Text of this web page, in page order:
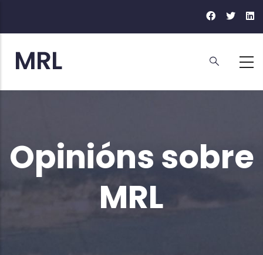
principal
Opinións sobre
MRL